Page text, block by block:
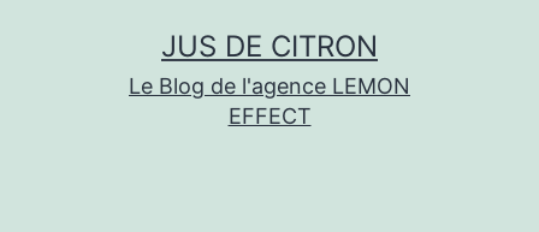
JUS DE CITRON
Le Blog de l'agence LEMON
EFFECT